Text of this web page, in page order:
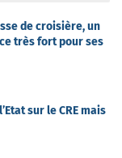
de croisière, un
très fort pour ses
sur le CRE mais